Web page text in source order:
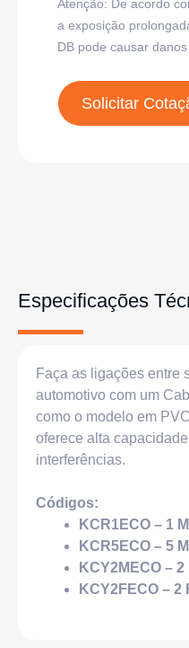
Atenção: De acordo
a exposição
DB pode causar
Solicitar
Especificações
Faça as ligações entre
automotivo com um
como o modelo em
oferece alta
interferências.
Códigos:
KCR1ECO – 1
KCR5ECO – 5
KCY2MECO –
KCY2FECO – 2